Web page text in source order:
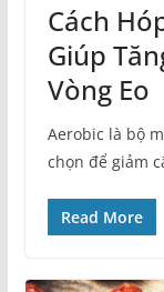
Cách
Giúp
Vòng Eo
Aerobic là bộ
chọn để giảm
Read More